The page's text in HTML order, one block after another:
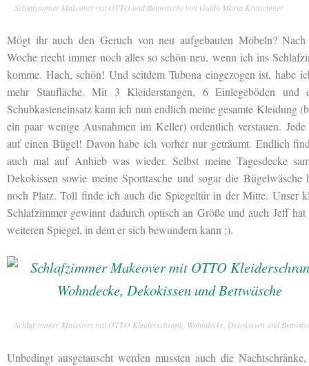
Schlafzimmer Makeover mit OTTO und Bettwäsche von Guido Maria Kretschmer
Mögt ihr auch den Geruch von neu aufgebauten Möbeln? Nach
Woche riecht immer noch alles so schön neu, wenn ich ins
komme. Hach, schön! Und seitdem Tubona eingezogen ist, habe
mehr Staufläche. Mit 3 Kleiderstangen, 6 Einlegeböden und
Schubkasteneinsatz kann ich nun endlich meine gesamte Kleidung
ein paar wenige Ausnahmen im Keller) ordentlich verstauen. Jede
auf einen Bügel! Davon habe ich vorher nur geträumt. Endlich
auch mal auf Anhieb was wieder. Selbst meine Tagesdecke
Dekokissen sowie meine Sporttasche und sogar die Bügelwäsche
noch Platz. Toll finde ich auch die Spiegeltür in der Mitte. Unser
Schlafzimmer gewinnt dadurch optisch an Größe und auch Jeff hat
weiteren Spiegel, in dem er sich bewundern kann ;).
Schlafzimmer Makeover mit OTTO Kleiderschrank, Wohndecke, Dekokissen und
Unbedingt ausgetauscht werden mussten auch die